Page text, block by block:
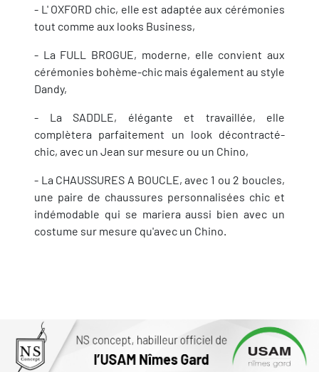
- L' OXFORD chic, elle est adaptée aux cérémonies
tout comme aux looks Business,
- La FULL BROGUE, moderne, elle convient aux
cérémonies bohème-chic mais également au style
Dandy,
- La SADDLE, élégante et travaillée, elle
complètera parfaitement un look décontracté-
chic, avec un Jean sur mesure ou un Chino,
- La CHAUSSURES A BOUCLE, avec 1 ou 2 boucles,
une paire de chaussures personnalisées chic et
indémodable qui se mariera aussi bien avec un
costume sur mesure qu'avec un Chino.